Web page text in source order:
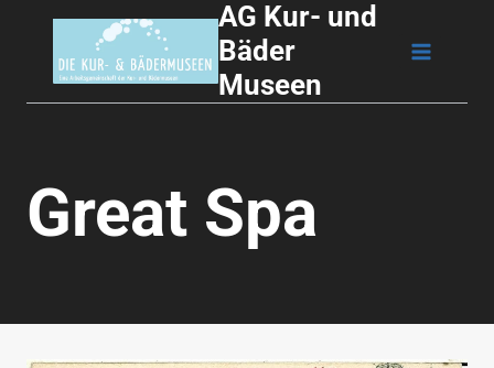
springen
AG Kur- und
Bäder
Museen
Great Spa